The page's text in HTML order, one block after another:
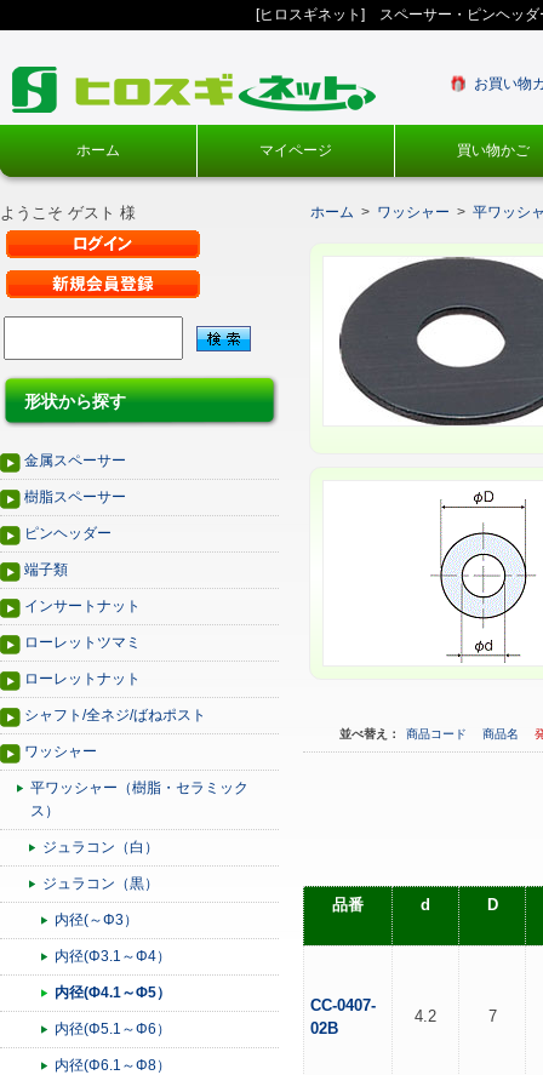
[ヒロスギネット] スペーサー・ピンヘッ
お買い物
ホーム マイページ 買い物かご
ようこそ ゲスト 様
形状から探す
金属スペーサー
樹脂スペーサー
ピンヘッダー
端子類
インサートナット
ローレットツマミ
ローレットナット
シャフト/全ネジ/ばねポスト
ワッシャー
平ワッシャー（樹脂・セラミック
ス）
ジュラコン（白）
ジュラコン（黒）
内径(～Φ3）
内径(Φ3.1～Φ4）
内径(Φ4.1～Φ5）
内径(Φ5.1～Φ6）
内径(Φ6.1～Φ8）
ホーム > ワッシャー > 平ワッシ
並べ替え： 商品コード 商品名
品番 d D
CC-0407-
02B
4.2 7